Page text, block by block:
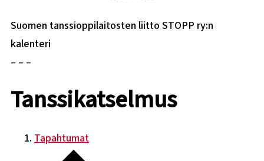
Suomen tanssioppilaitosten liitto STOPP ry:n
kalenteri
– – –
Tanssikatselmus
Tapahtumat